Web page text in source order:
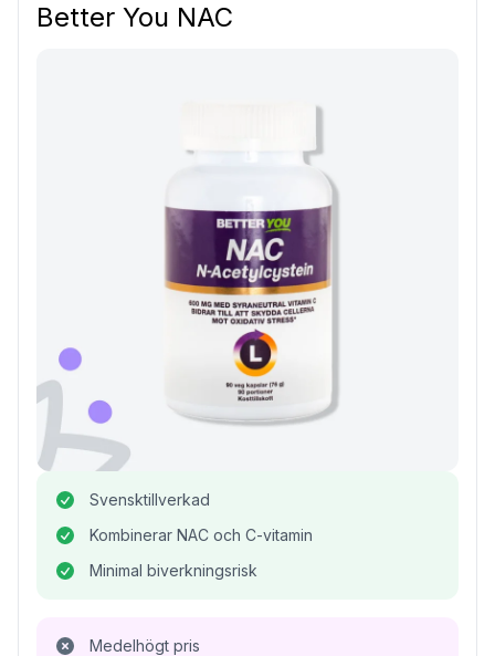
Better You NAC
Svensktillverkad
Kombinerar NAC och C-vitamin
Minimal biverkningsrisk
Medelhögt pris